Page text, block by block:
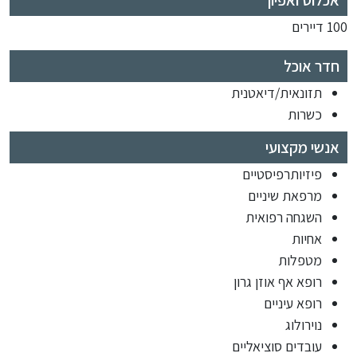
100 דיירים
חדר אוכל
תזונאית/דיאטנית
כשרות
אנשי מקצועי
פיזיותרפיסטיים
מרפאת שיניים
השגחה רפואית
אחיות
מטפלות
רופא אף אוזן גרון
רופא עיניים
נוירולוג
עובדים סוציאליים